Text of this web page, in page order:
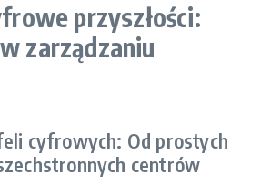
przyszłości:
zarządzaniu
cyfrowych: Od prostych
centrów